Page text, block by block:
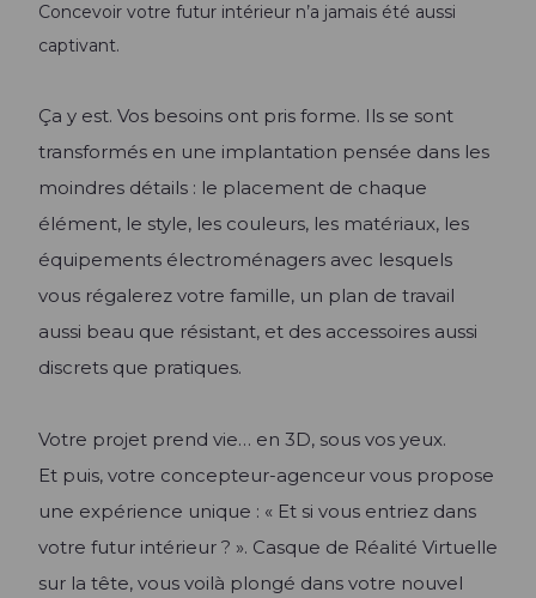
Concevoir votre futur intérieur n’a jamais été aussi
captivant.
Ça y est. Vos besoins ont pris forme. Ils se sont
transformés en une implantation pensée dans les
moindres détails : le placement de chaque
élément, le style, les couleurs, les matériaux, les
équipements électroménagers avec lesquels
vous régalerez votre famille, un plan de travail
aussi beau que résistant, et des accessoires aussi
discrets que pratiques.
Votre projet prend vie… en 3D, sous vos yeux.
Et puis, votre concepteur-agenceur vous propose
une expérience unique : « Et si vous entriez dans
votre futur intérieur ? ». Casque de Réalité Virtuelle
sur la tête, vous voilà plongé dans votre nouvel